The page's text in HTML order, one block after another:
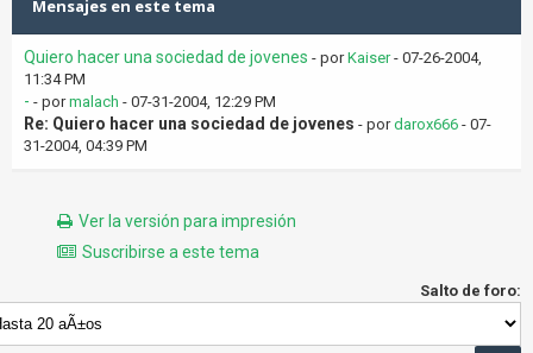
Mensajes en este tema
Quiero hacer una sociedad de jovenes - porKaiser- 07-26-2004,
11:34 PM
- - pormalach - 07-31-2004, 12:29 PM
Re: Quiero hacer una sociedad de jovenes - pordarox666 - 07-
31-2004, 04:39 PM
Ver la versión para impresión
Suscribirse a este tema
Salto de foro: